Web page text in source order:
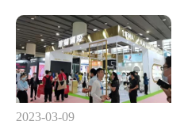
2023-03-09